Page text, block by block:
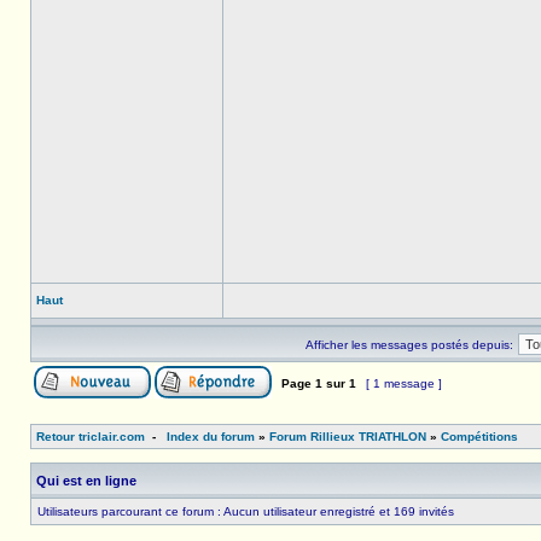
Haut
Afficher les messages postés depuis:
Page 1 sur 1 [ 1 message ]
Retour triclair.com - Index du forum » Forum Rillieux TRIATHLON » Compétitions
Qui est en ligne
Utilisateurs parcourant ce forum : Aucun utilisateur enregistré et 169 invités